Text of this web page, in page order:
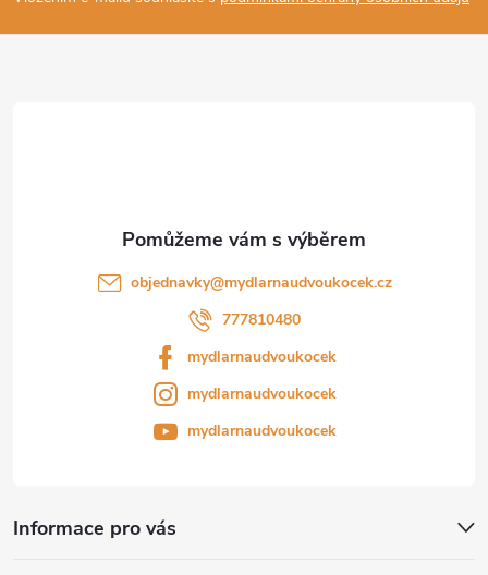
objednavky@mydlarnaudvoukocek.cz
777810480
mydlarnaudvoukocek
mydlarnaudvoukocek
mydlarnaudvoukocek
Informace pro vás